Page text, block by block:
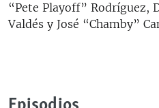
LOS SANTOS DE HIALEAH
“Pete Playoff” Rodríguez,
Valdés y José “Chamby”